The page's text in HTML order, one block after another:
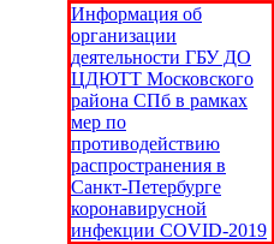
Информация об
организации
деятельности ГБУ ДО
ЦДЮТТ Московского
района СПб в рамках
мер по
противодействию
распространения в
Санкт-Петербурге
коронавирусной
инфекции COVID-2019